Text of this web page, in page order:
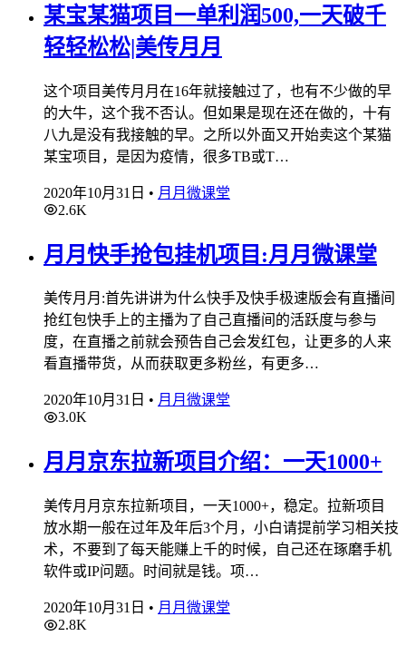
某宝某猫项目一单利润500,一天破千
轻轻松松|美传月月
这个项目美传月月在16年就接触过了，也有不少做的早
的大牛，这个我不否认。但如果是现在还在做的，十有
八九是没有我接触的早。之所以外面又开始卖这个某猫
某宝项目，是因为疫情，很多TB或T…
2020年10月31日 • 月月微课堂
2.6K
月月快手抢包挂机项目:月月微课堂
美传月月:首先讲讲为什么快手及快手极速版会有直播间
抢红包快手上的主播为了自己直播间的活跃度与参与
度，在直播之前就会预告自己会发红包，让更多的人来
看直播带货，从而获取更多粉丝，有更多…
2020年10月31日 • 月月微课堂
3.0K
月月京东拉新项目介绍：一天1000+
美传月月京东拉新项目，一天1000+，稳定。拉新项目
放水期一般在过年及年后3个月，小白请提前学习相关技
术，不要到了每天能赚上千的时候，自己还在琢磨手机
软件或IP问题。时间就是钱。项…
2020年10月31日 • 月月微课堂
2.8K